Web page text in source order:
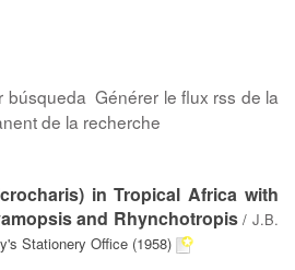
búsqueda Générer le flux rss de la
de la recherche
in Tropical Africa with
and Rhynchotropis/J.B.
Stationery Office (1958)